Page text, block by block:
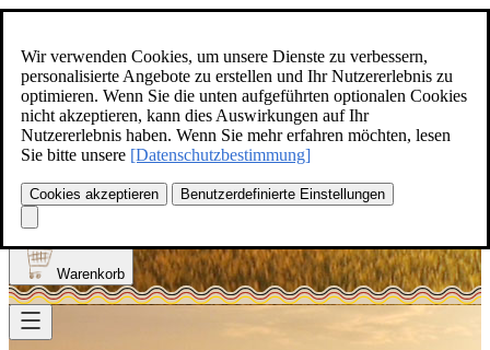
Wir verwenden Cookies, um unsere Dienste zu verbessern,
personalisierte Angebote zu erstellen und Ihr Nutzererlebnis zu
optimieren. Wenn Sie die unten aufgeführten optionalen Cookies
nicht akzeptieren, kann dies Auswirkungen auf Ihr
Nutzererlebnis haben. Wenn Sie mehr erfahren möchten, lesen
Sie bitte unsere [Datenschutzbestimmung]
Cookies akzeptieren Benutzerdefinierte Einstellungen
Zum Inhalt springen
+49(0)5129-308
Produkt finden
0
Warenkorb